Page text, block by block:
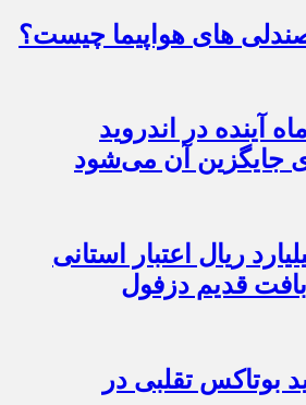
های هواپیما چیست؟
آینده در اندروید
جایگزین آن می‌شود
۱۵۰۰ میلیارد ریال اعتبار استانی
قدیم دزفول
بوتاکس تقلبی در